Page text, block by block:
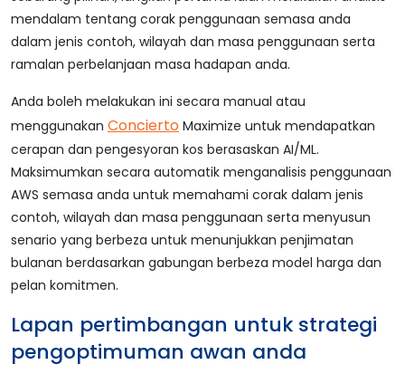
mendalam tentang corak penggunaan semasa anda
dalam jenis contoh, wilayah dan masa penggunaan serta
ramalan perbelanjaan masa hadapan anda.
Anda boleh melakukan ini secara manual atau
menggunakan Concierto Maximize untuk mendapatkan
cerapan dan pengesyoran kos berasaskan AI/ML.
Maksimumkan secara automatik menganalisis penggunaan
AWS semasa anda untuk memahami corak dalam jenis
contoh, wilayah dan masa penggunaan serta menyusun
senario yang berbeza untuk menunjukkan penjimatan
bulanan berdasarkan gabungan berbeza model harga dan
pelan komitmen.
Lapan pertimbangan untuk strategi
pengoptimuman awan anda